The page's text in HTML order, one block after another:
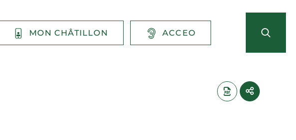
MON CHÂTILLON ACCEO